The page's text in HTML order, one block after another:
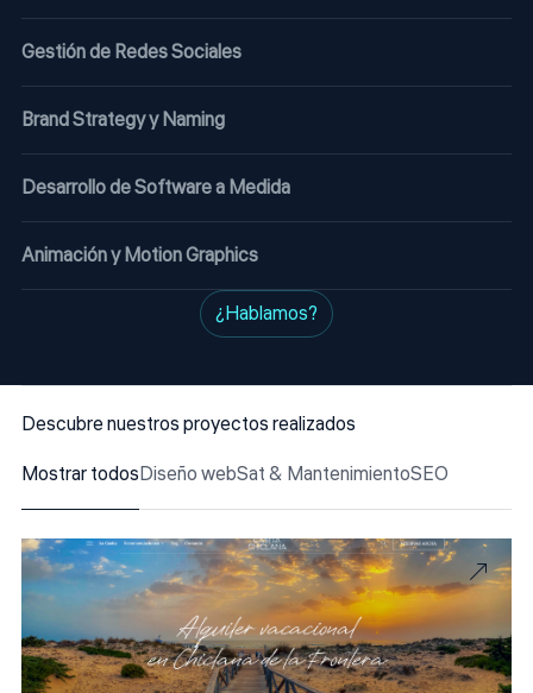
Gestión de Redes Sociales
Brand Strategy y Naming
Desarrollo de Software a Medida
Animación y Motion Graphics
¿Hablamos?
Descubre nuestros proyectos realizados
Mostrar todosDiseño webSat & MantenimientoSEO